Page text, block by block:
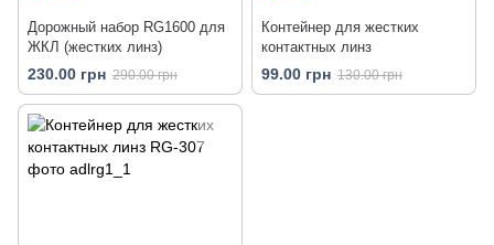
Дорожный набор RG1600 для
ЖКЛ (жестких линз)
230.00 грн 290.00 грн
Контейнер для жестких
контактных линз
99.00 грн 130.00 грн